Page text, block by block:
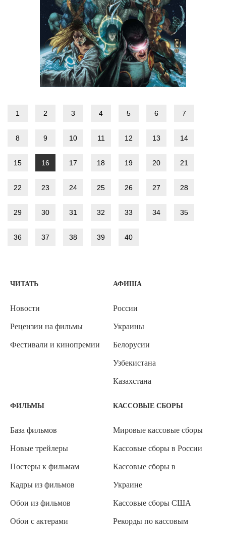
1 2 3 4 5 6 7
8 9 10 11 12 13 14
15 16 17 18 19 20 21
22 23 24 25 26 27 28
29 30 31 32 33 34 35
36 37 38 39 40
ЧИТАТЬ
Новости
Рецензии на фильмы
Фестивали и кинопремии
АФИША
России
Украины
Белорусии
Узбекистана
Казахстана
ФИЛЬМЫ
База фильмов
Новые трейлеры
Постеры к фильмам
Кадры из фильмов
Обои из фильмов
Обои с актерами
КАССОВЫЕ СБОРЫ
Мировые кассовые сборы
Кассовые сборы в России
Кассовые сборы в
Украине
Кассовые сборы США
Рекорды по кассовым